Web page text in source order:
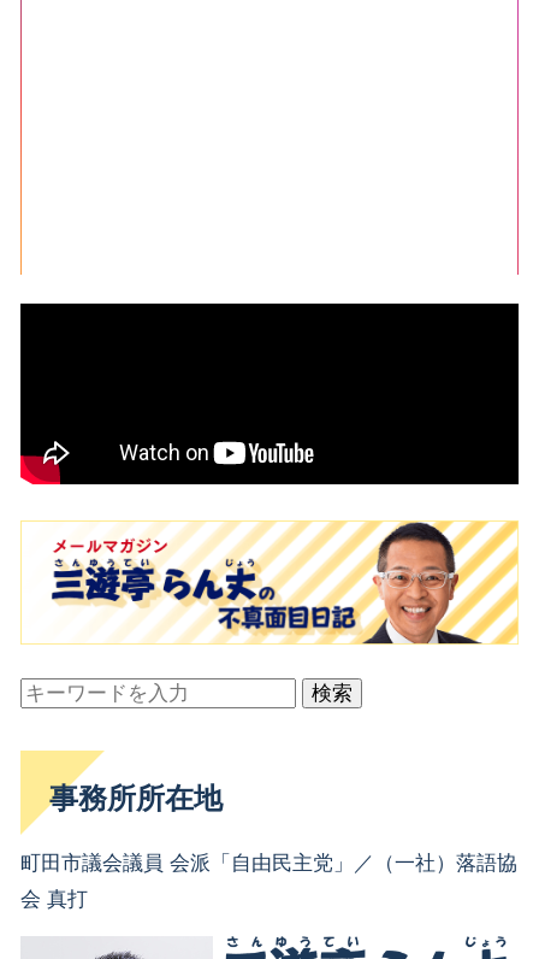
検索
事務所所在地
町田市議会議員 会派「自由民主党」／（一社）落語協
会 真打